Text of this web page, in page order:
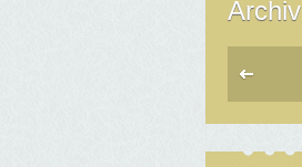
Archiv